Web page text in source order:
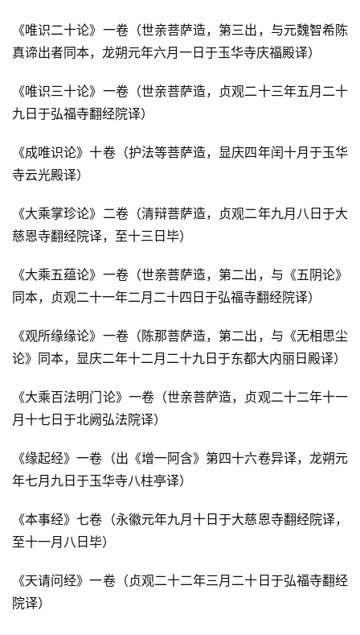
《唯识二十论》一卷（世亲菩萨造，第三出，与元魏智希陈
真谛出者同本，龙朔元年六月一日于玉华寺庆福殿译）
《唯识三十论》一卷（世亲菩萨造，贞观二十三年五月二十
九日于弘福寺翻经院译）
《成唯识论》十卷（护法等菩萨造，显庆四年闰十月于玉华
寺云光殿译）
《大乘掌珍论》二卷（清辩菩萨造，贞观二年九月八日于大
慈恩寺翻经院译，至十三日毕）
《大乘五蕴论》一卷（世亲菩萨造，第二出，与《五阴论》
同本，贞观二十一年二月二十四日于弘福寺翻经院译）
《观所缘缘论》一卷（陈那菩萨造，第二出，与《无相思尘
论》同本，显庆二年十二月二十九日于东都大内丽日殿译）
《大乘百法明门论》一卷（世亲菩萨造，贞观二十二年十一
月十七日于北阙弘法院译）
《缘起经》一卷（出《增一阿含》第四十六卷异译，龙朔元
年七月九日于玉华寺八柱亭译）
《本事经》七卷（永徽元年九月十日于大慈恩寺翻经院译，
至十一月八日毕）
《天请问经》一卷（贞观二十二年三月二十日于弘福寺翻经
院译）